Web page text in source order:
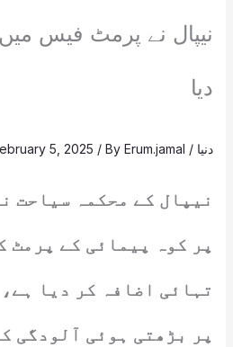
نیپال نے پرمٹ فیس میں
دیا
دنیا /
5, 2025 / ByErum.jamal
نیپال کے محکمہ سیاحت
پر کوہ پیمائی کے پرمٹ
تہائی اضافہ کر دیا
پر بڑھتی ہوئی آلودگی